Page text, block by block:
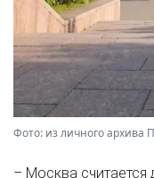
Фото: из личного архива
– Москва